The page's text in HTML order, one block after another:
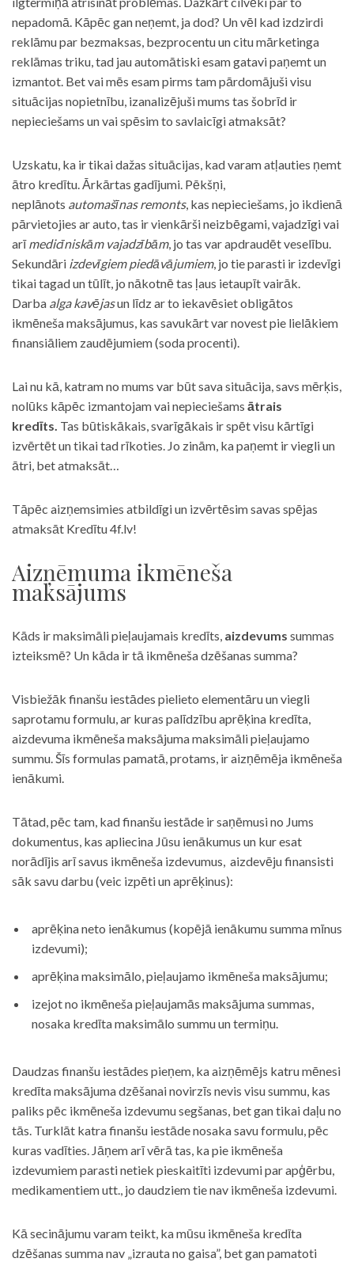
nepadomā. Kāpēc gan neņemt, ja dod? Un vēl kad izdzirdi
reklāmu par bezmaksas, bezprocentu un citu mārketinga
reklāmas triku, tad jau automātiski esam gatavi paņemt un
izmantot. Bet vai mēs esam pirms tam pārdomājuši visu
situācijas nopietnību, izanalizējuši mums tas šobrīd ir
nepieciešams un vai spēsim to savlaicīgi atmaksāt?
Uzskatu, ka ir tikai dažas situācijas, kad varam atļauties ņemt
ātro kredītu. Ārkārtas gadījumi. Pēkšņi,
neplānots automašīnas remonts, kas nepieciešams, jo ikdienā
pārvietojies ar auto, tas ir vienkārši neizbēgami, vajadzīgi vai
arīmedicīniskām vajadzībām, jo tas var apdraudēt veselību.
Sekundāri izdevīgiem piedāvājumiem, jo tie parasti ir izdevīgi
tikai tagad un tūlīt, jo nākotnē tas ļaus ietaupīt vairāk.
Darba alga kavējasun līdz ar to iekavēsiet obligātos
ikmēneša maksājumus, kas savukārt var novest pie lielākiem
finansiāliem zaudējumiem (soda procenti).
Lai nu kā, katram no mums var būt sava situācija, savs mērķis,
nolūks kāpēc izmantojam vai nepieciešams ātrais
kredīts. Tas būtiskākais, svarīgākais ir spēt visu kārtīgi
izvērtēt un tikai tad rīkoties. Jo zinām, ka paņemt ir viegli un
ātri, bet atmaksāt…
Tāpēc aizņemsimies atbildīgi un izvērtēsim savas spējas
atmaksāt Kredītu 4f.lv!
Aizņēmuma ikmēneša
maksājums
Kāds ir maksimāli pieļaujamais kredīts, aizdevums summas
izteiksmē? Un kāda ir tā ikmēneša dzēšanas summa?
Visbiežāk finanšu iestādes pielieto elementāru un viegli
saprotamu formulu, ar kuras palīdzību aprēķina kredīta,
aizdevuma ikmēneša maksājuma maksimāli pieļaujamo
summu. Šīs formulas pamatā, protams, ir aizņēmēja ikmēneša
ienākumi.
Tātad, pēc tam, kad finanšu iestāde ir saņēmusi no Jums
dokumentus, kas apliecina Jūsu ienākumus un kur esat
norādījis arī savus ikmēneša izdevumus, aizdevēju finansisti
sāk savu darbu (veic izpēti un aprēķinus):
aprēķina neto ienākumus (kopējā ienākumu summa mīnus
izdevumi);
aprēķina maksimālo, pieļaujamo ikmēneša maksājumu;
izejot no ikmēneša pieļaujamās maksājuma summas,
nosaka kredīta maksimālo summu un termiņu.
Daudzas finanšu iestādes pieņem, ka aizņēmējs katru mēnesi
kredīta maksājuma dzēšanai novirzīs nevis visu summu, kas
paliks pēc ikmēneša izdevumu segšanas, bet gan tikai daļu no
tās. Turklāt katra finanšu iestāde nosaka savu formulu, pēc
kuras vadīties. Jāņem arī vērā tas, ka pie ikmēneša
izdevumiem parasti netiek pieskaitīti izdevumi par apģērbu,
medikamentiem utt., jo daudziem tie nav ikmēneša izdevumi.
Kā secinājumu varam teikt, ka mūsu ikmēneša kredīta
dzēšanas summa nav „izrauta no gaisa”, bet gan pamatoti